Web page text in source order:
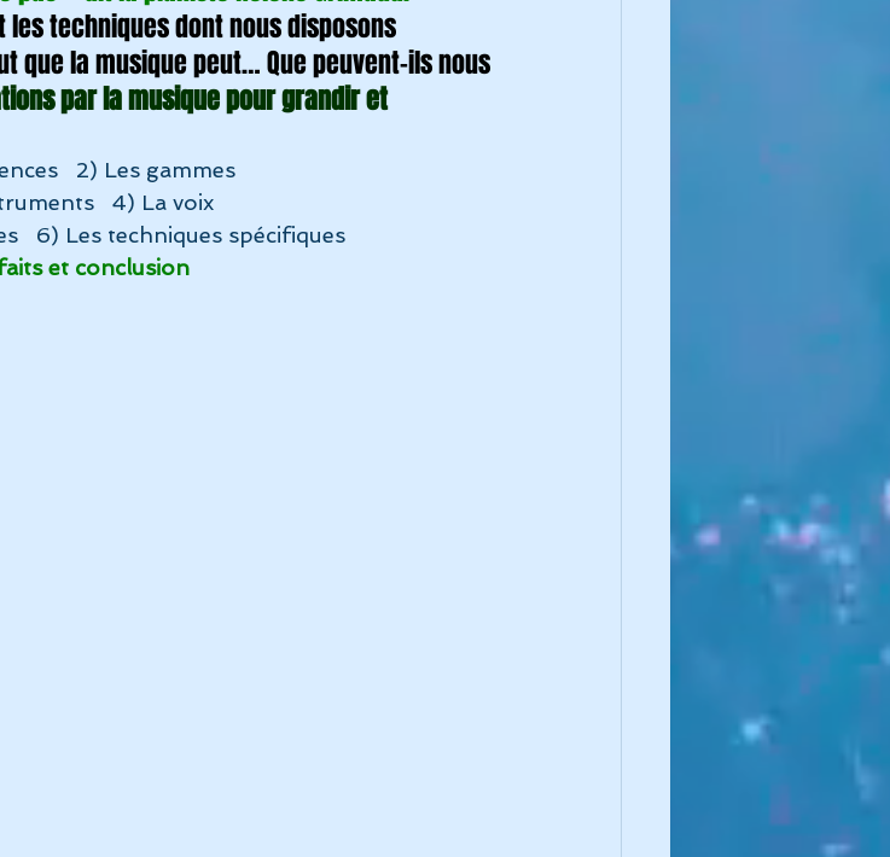
techniques dont nous disposons
que la musique peut… Que peuvent-ils nous
par la musique pour grandir et
2) Les gammes
4) La voix
6) Les techniques spécifiques
et conclusion